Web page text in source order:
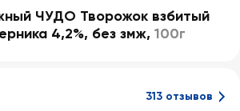
ЧУДО Творожок взбитый
4,2%, без змж, 100г
313 отзывов